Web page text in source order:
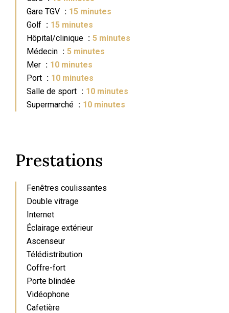
Gare TGV
15 minutes
Golf
15 minutes
Hôpital/clinique
5 minutes
Médecin
5 minutes
Mer
10 minutes
Port
10 minutes
Salle de sport
10 minutes
Supermarché
10 minutes
Prestations
Fenêtres coulissantes
Double vitrage
Internet
Éclairage extérieur
Ascenseur
Télédistribution
Coffre-fort
Porte blindée
Vidéophone
Cafetière